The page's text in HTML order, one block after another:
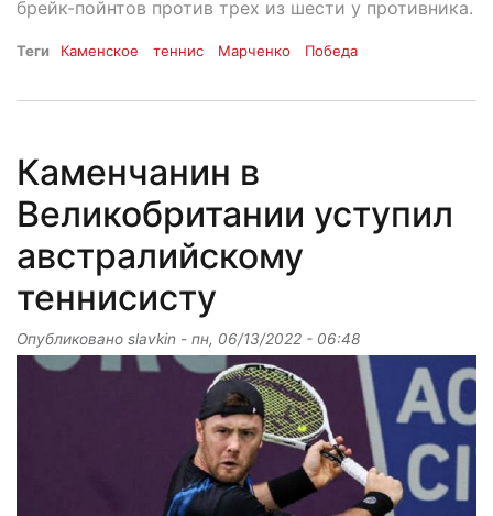
брейк-пойнтов против трех из шести у противника.
Теги Каменское теннис Марченко Победа
Каменчанин в
Великобритании уступил
австралийскому
теннисисту
Опубликовано slavkin - пн, 06/13/2022 - 06:48